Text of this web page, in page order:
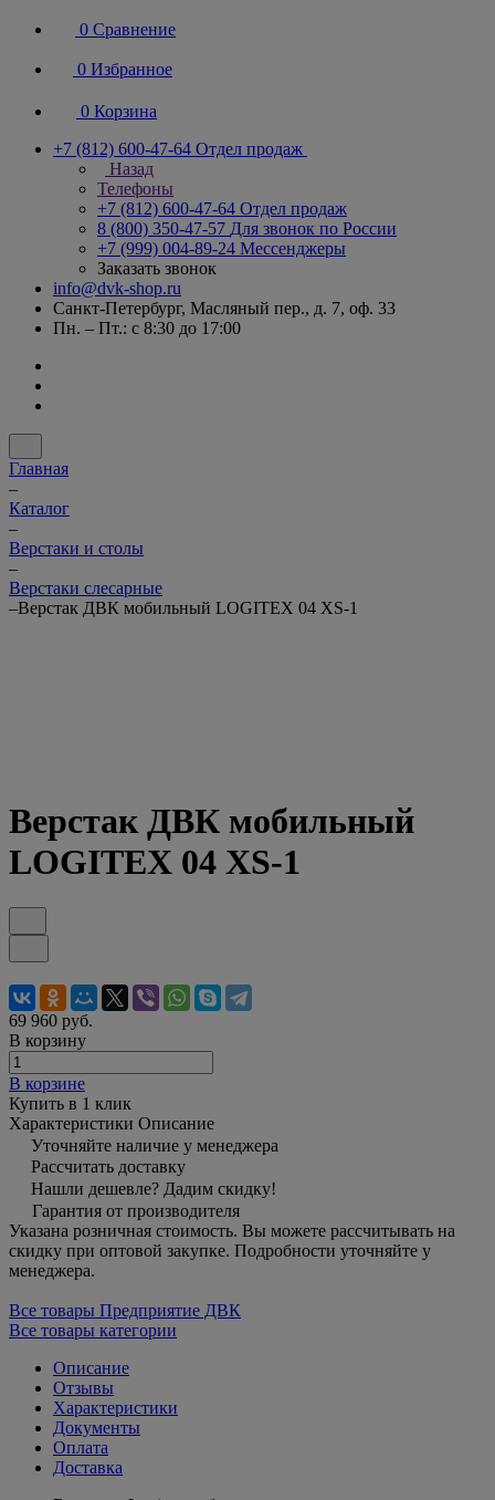
0 Сравнение
0 Избранное
0 Корзина
+7 (812) 600-47-64 Отдел продаж
Назад
Телефоны
+7 (812) 600-47-64 Отдел продаж
8 (800) 350-47-57 Для звонок по России
+7 (999) 004-89-24 Мессенджеры
Заказать звонок
info@dvk-shop.ru
Санкт-Петербург, Масляный пер., д. 7, оф. 33
Пн. – Пт.: с 8:30 до 17:00
Главная
–
Каталог
–
Верстаки и столы
–
Верстаки слесарные
–Верстак ДВК мобильный LOGITEX 04 XS-1
Верстак ДВК мобильный
LOGITEX 04 XS-1
69 960 руб.
В корзину
В корзине
Купить в 1 клик
Характеристики Описание
Уточняйте наличие у менеджера
Рассчитать доставку
Нашли дешевле? Дадим скидку!
Гарантия от производителя
Указана розничная стоимость. Вы можете рассчитывать на
скидку при оптовой закупке. Подробности уточняйте у
менеджера.
Все товары Предприятие ДВК
Все товары категории
Описание
Отзывы
Характеристики
Документы
Оплата
Доставка